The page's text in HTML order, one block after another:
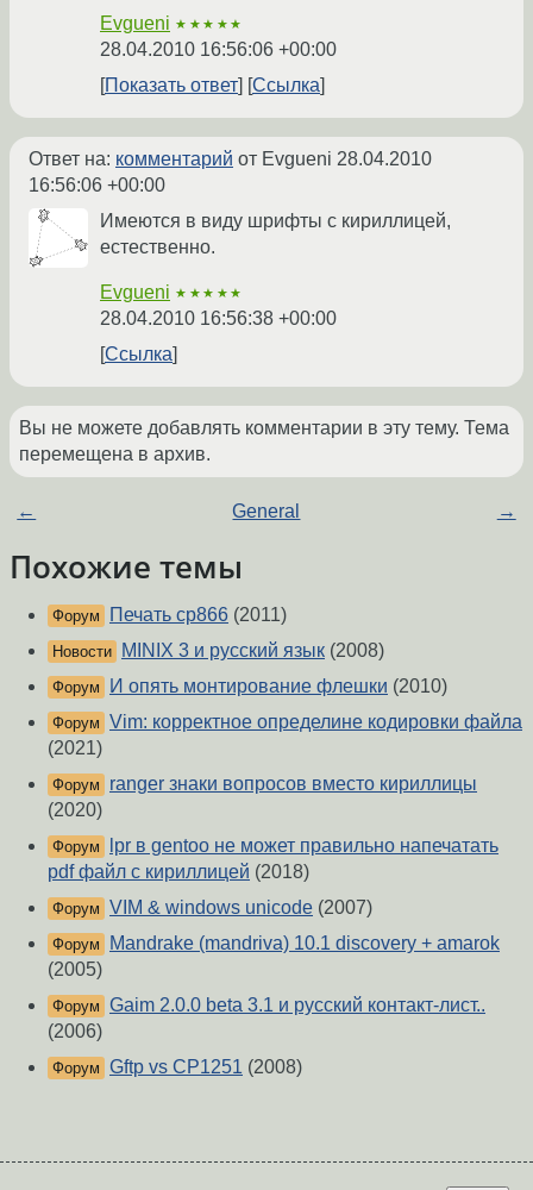
Evgueni ★★★★★
28.04.2010 16:56:06 +00:00
Показать ответ
Ссылка
Ответ на: комментарий от Evgueni 28.04.2010
16:56:06 +00:00
Имеются в виду шрифты с кириллицей,
естественно.
Evgueni ★★★★★
28.04.2010 16:56:38 +00:00
Ссылка
Вы не можете добавлять комментарии в эту тему. Тема
перемещена в архив.
← General →
Похожие темы
Форум Печать cp866 (2011)
Новости MINIX 3 и русский язык (2008)
Форум И опять монтирование флешки (2010)
Форум Vim: корректное определине кодировки файла
(2021)
Форум
ranger знаки вопросов вместо кириллицы
(2020)
Форум
lpr в gentoo не может правильно напечатать
pdf файл с кириллицей (2018)
Форум VIM & windows unicode (2007)
Форум
Mandrake (mandriva) 10.1 discovery + amarok
(2005)
Форум Gaim 2.0.0 beta 3.1 и русский контакт-лист..
(2006)
Форум Gftp vs CP1251 (2008)